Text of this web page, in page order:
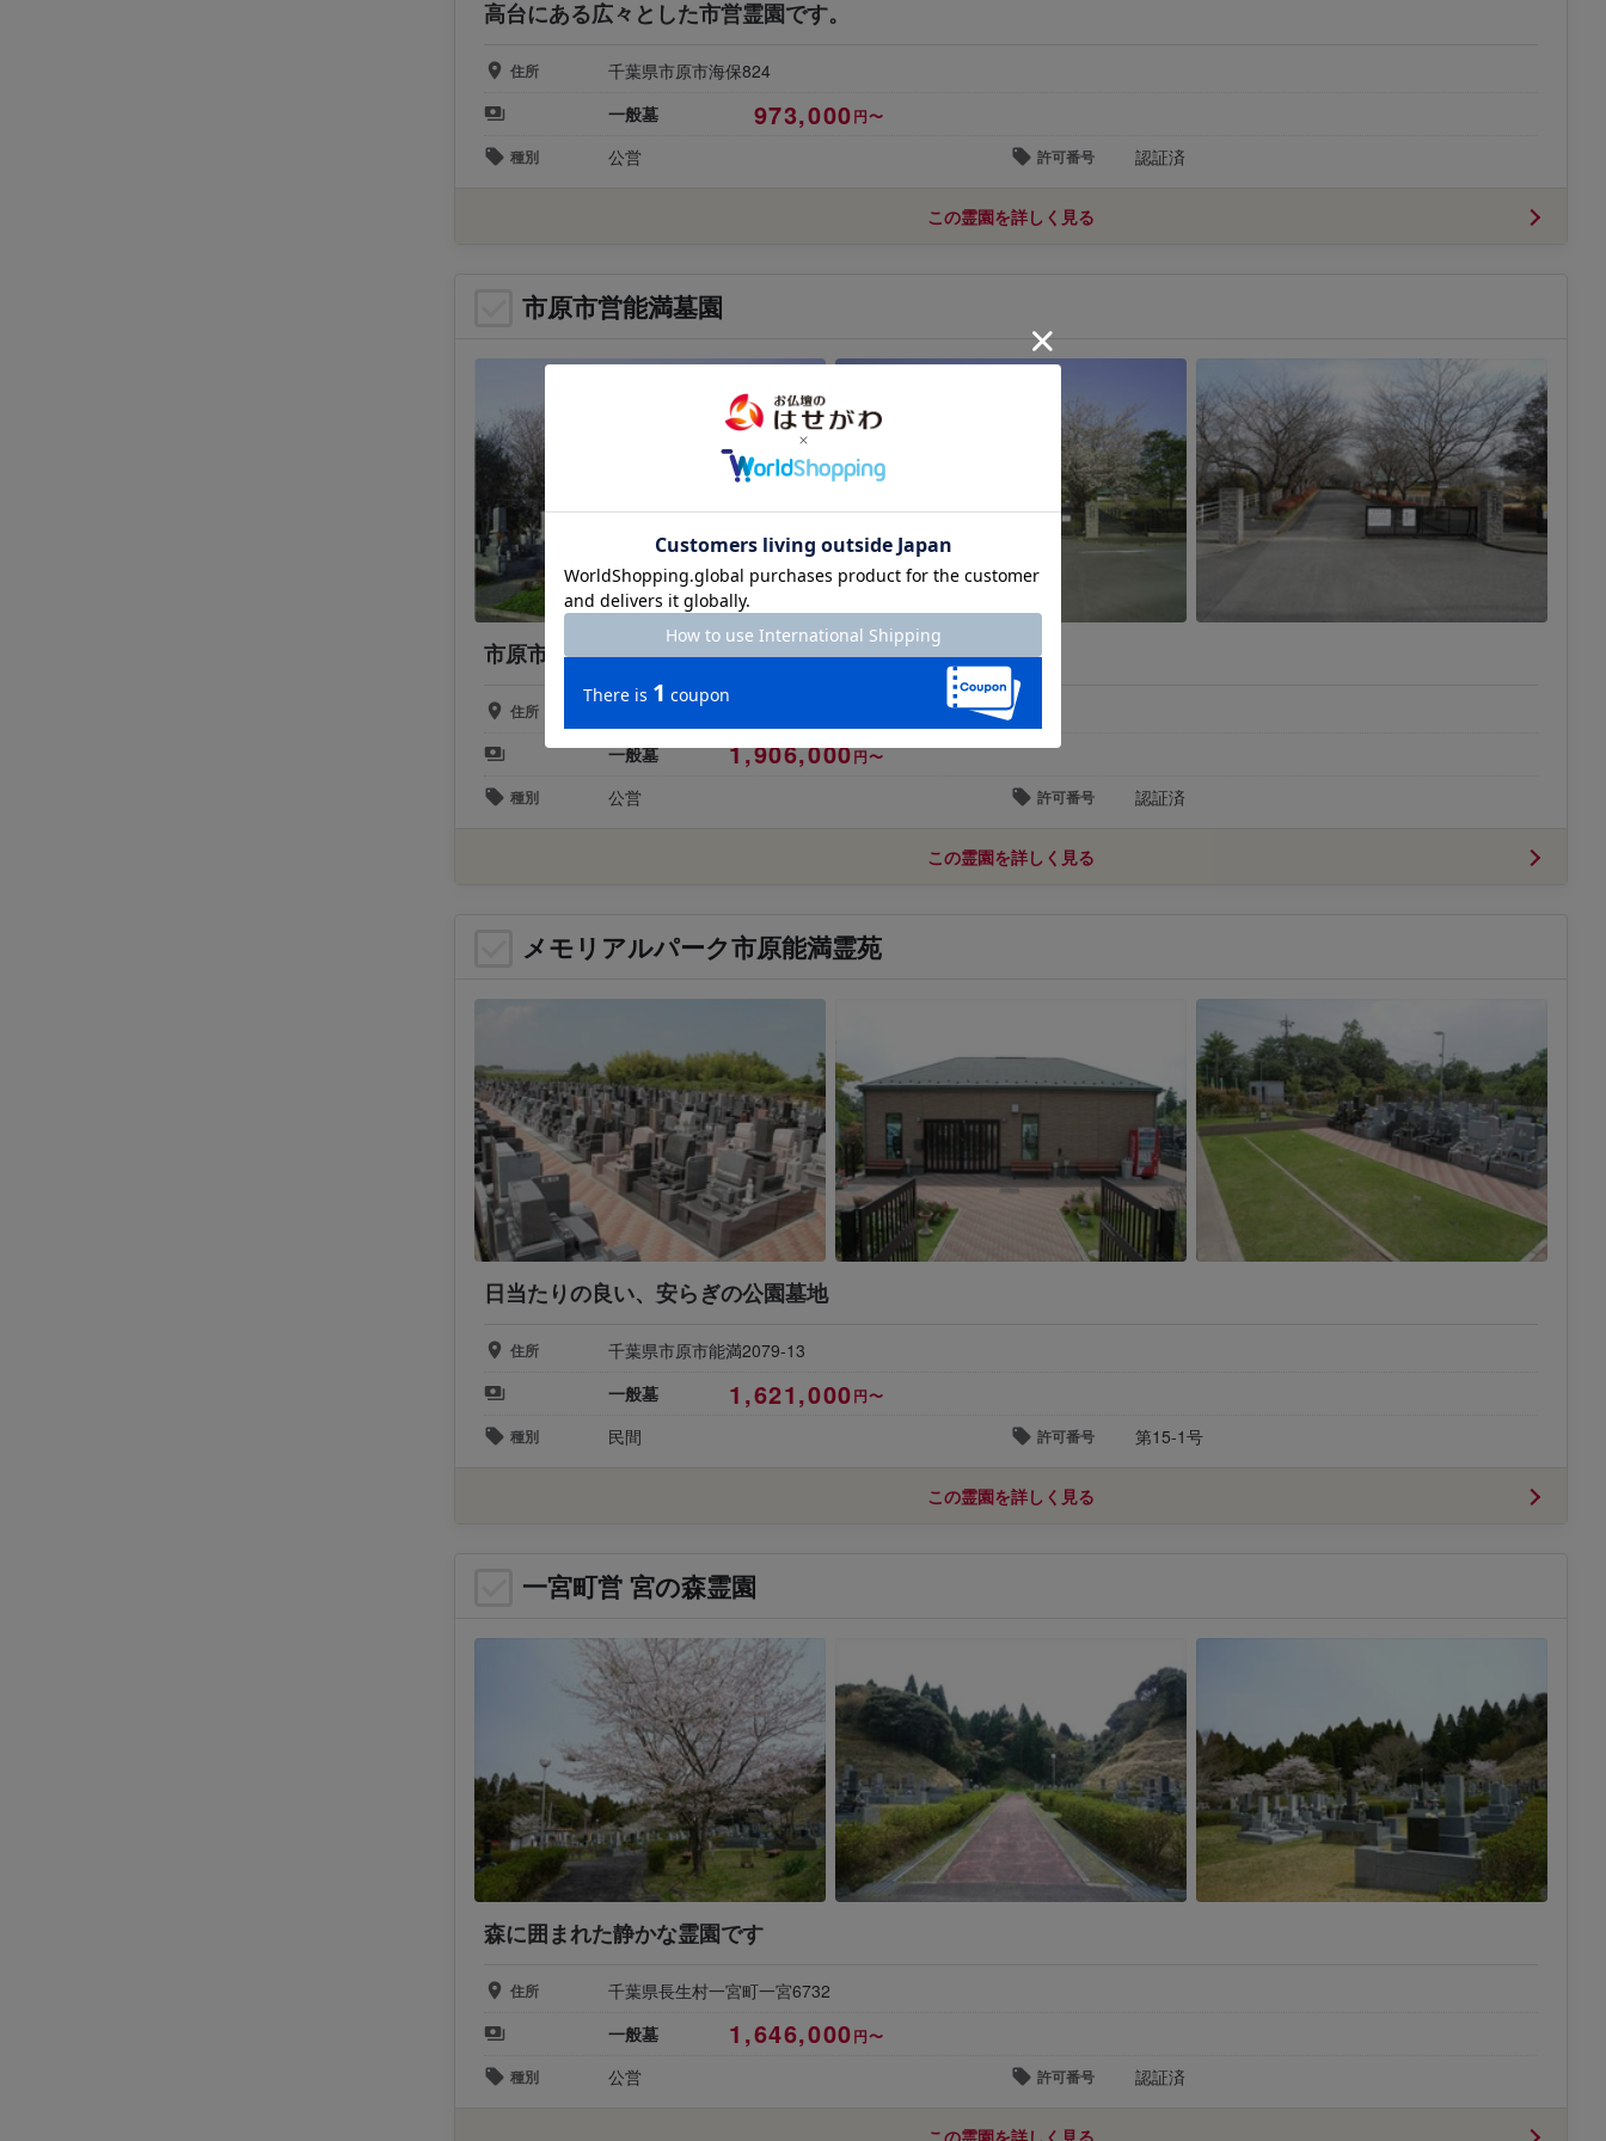
高台にある広々とした市営霊園です。
住所
千葉県市原市海保824
一般墓
973,000円〜
種別
公営 許可番号 認証済
この霊園を詳しく見る
市原市営能満墓園
市原市の北部にある、四季折々の自然豊かな公営霊園
住所
千葉県市原市能満1576-1
一般墓
1,906,000円〜
種別
公営 許可番号 認証済
この霊園を詳しく見る
メモリアルパーク市原能満霊苑
日当たりの良い、安らぎの公園墓地
住所
千葉県市原市能満2079-13
一般墓
1,621,000円〜
種別
民間 許可番号 第15-1号
この霊園を詳しく見る
一宮町営 宮の森霊園
森に囲まれた静かな霊園です
住所
千葉県長生村一宮町一宮6732
一般墓
1,646,000円〜
種別
公営 許可番号 認証済
この霊園を詳しく見る